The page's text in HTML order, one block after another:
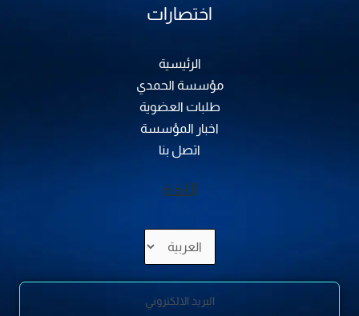
اختصارات
الرئيسية
مؤسسة الحمدي
طلبات العضوية
اخبار المؤسسة
اتصل بنا
اللغة
البريد الالكتروني